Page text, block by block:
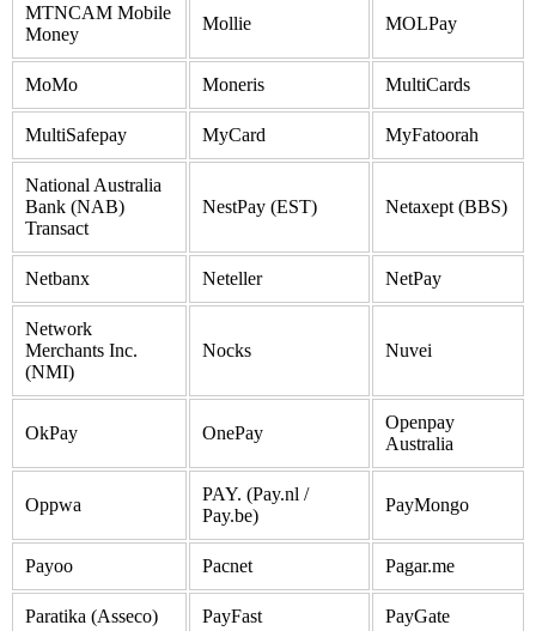
MTNCAM Mobile
Money
Mollie MOLPay
MoMo Moneris MultiCards
MultiSafepay MyCard MyFatoorah
National Australia
Bank (NAB)
Transact
NestPay (EST) Netaxept (BBS)
Netbanx Neteller NetPay
Network
Merchants Inc.
(NMI)
Nocks Nuvei
OkPay OnePay
Openpay
Australia
Oppwa
PAY. (Pay.nl /
Pay.be)
PayMongo
Payoo Pacnet Pagar.me
Paratika (Asseco) PayFast PayGate